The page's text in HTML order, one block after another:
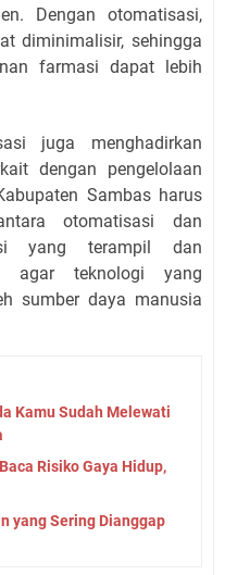
Dengan otomatisasi,
diminimalisir, sehingga
farmasi dapat lebih
juga menghadirkan
dengan pengelolaan
Sambas harus
otomatisasi dan
yang terampil dan
agar teknologi yang
sumber daya manusia
Kamu Sudah Melewati
Risiko Gaya Hidup,
yang Sering Dianggap